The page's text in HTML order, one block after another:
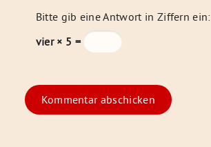
Bitte gib eine Antwort in Ziffern ein:
vier × 5 =